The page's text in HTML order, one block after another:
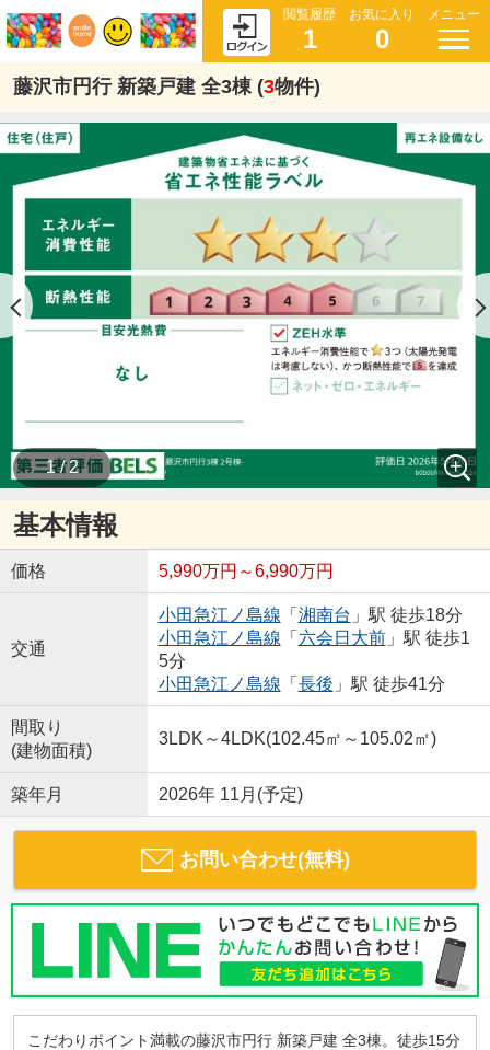
閲覧履歴
1
お気に入り
0
メニュー
藤沢市円行 新築戸建 全3棟 (3物件)
1 / 2
基本情報
価格 5,990万円～6,990万円
交通
小田急江ノ島線 「 湘南台 」駅 徒歩18分
小田急江ノ島線 「 六会日大前」駅 徒歩1
5分
小田急江ノ島線 「 長後 」駅 徒歩41分
間取り
(建物面積)
3LDK～4LDK(102.45㎡～105.02㎡)
築年月 2026年 11月(予定)
お問い合わせ(無料)
こだわりポイント満載の藤沢市円行 新築戸建 全3棟。徒歩15分